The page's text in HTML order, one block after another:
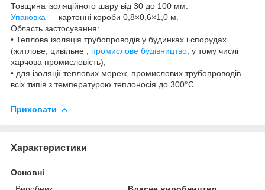
Товщина ізоляційного шару від 30 до 100 мм.
Упаковка — картонні короби 0,8×0,6×1,0 м.
Область застосування:
• Теплова ізоляція трубопроводів у будинках і спорудах
(житлове, цивільне , промислове будівництво , у тому числі
харчова промисловість),
• для ізоляції теплових мереж, промислових трубопроводів
всіх типів з температурою теплоносія до 300°С.
Приховати
Характеристики
Основні